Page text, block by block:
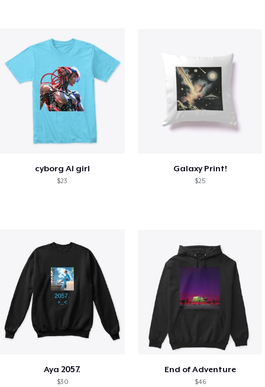
cyborg AI girl
$23
Galaxy Print!
$25
Aya 2057.
$30
End of Adventure
$46